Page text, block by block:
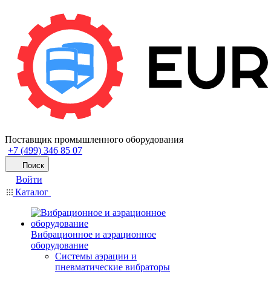
Поставщик промышленного оборудования
+7 (499) 346 85 07
Поиск
Войти
Каталог
Вибрационное и аэрационное
оборудование
Системы аэрации и
пневматические вибраторы